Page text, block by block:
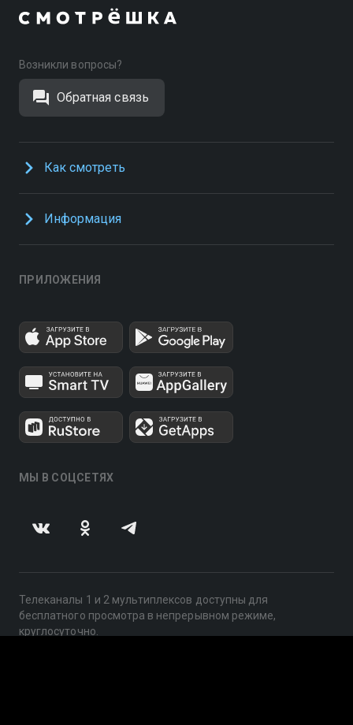
Возникли вопросы?
Обратная связь
Как смотреть
Информация
ПРИЛОЖЕНИЯ
МЫ В СОЦСЕТЯХ
Телеканалы 1 и 2 мультиплексов доступны для
бесплатного просмотра в непрерывном режиме,
круглосуточно.